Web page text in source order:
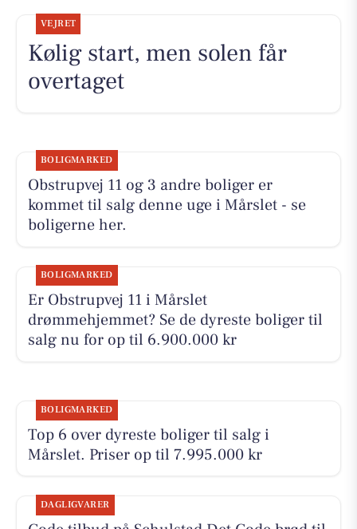
VEJRET
Kølig start, men solen får
overtaget
BOLIGMARKED
Obstrupvej 11 og 3 andre boliger er
kommet til salg denne uge i Mårslet - se
boligerne her.
BOLIGMARKED
Er Obstrupvej 11 i Mårslet
drømmehjemmet? Se de dyreste boliger til
salg nu for op til 6.900.000 kr
BOLIGMARKED
Top 6 over dyreste boliger til salg i
Mårslet. Priser op til 7.995.000 kr
DAGLIGVARER